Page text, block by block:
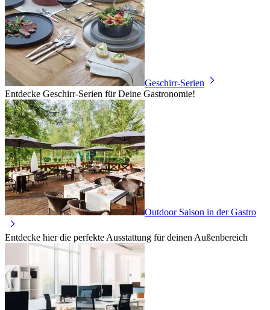
Geschirr-Serien
Entdecke Geschirr-Serien für Deine Gastronomie!
Outdoor Saison in der Gastro
Entdecke hier die perfekte Ausstattung für deinen Außenbereich